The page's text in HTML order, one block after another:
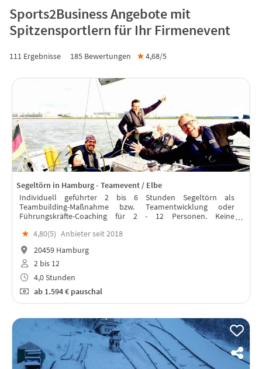
Sports2Business Angebote mit
Spitzensportlern für Ihr Firmenevent
111 Ergebnisse 185 Bewertungen ★4,68/5
Segeltörn in Hamburg - Teamevent / Elbe
Individuell geführter 2 bis 6 Stunden Segeltörn als
Teambuilding-Maßnahme bzw. Teamentwicklung oder
Führungskräfte-Coaching für 2 - 12 Personen. Keine
★ 4,80(5) Anbieter seit 2018
20459 Hamburg
2 bis 12
4,0 Stunden
ab1.594 € pauschal